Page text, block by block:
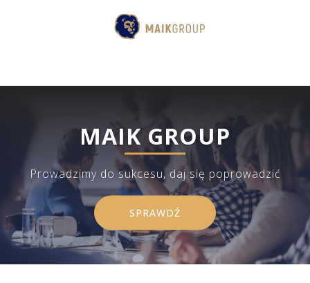
MAIK GROUP
Prowadzimy do sukcesu, daj się poprowadzić
SPRAWDŹ